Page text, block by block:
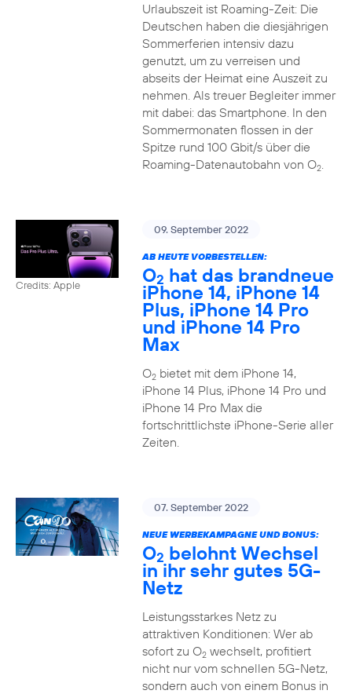
Urlaubszeit ist Roaming-Zeit: Die
Deutschen haben die diesjährigen
Sommerferien intensiv dazu
genutzt, um zu verreisen und
abseits der Heimat eine Auszeit zu
nehmen. Als treuer Begleiter immer
mit dabei: das Smartphone. In den
Sommermonaten flossen in der
Spitze rund 100 Gbit/s über die
Roaming-Datenautobahn von O2.
Credits: Apple
09. September 2022
AB HEUTE VORBESTELLEN:
O2 hat das brandneue
iPhone 14, iPhone 14
Plus, iPhone 14 Pro
und iPhone 14 Pro
Max
O2bietet mit dem iPhone 14,
iPhone 14 Plus, iPhone 14 Pro und
iPhone 14 Pro Max die
fortschrittlichste iPhone-Serie aller
Zeiten.
07. September 2022
NEUE WERBEKAMPAGNE UND BONUS:
O2 belohnt Wechsel
in ihr sehr gutes 5G-
Netz
Leistungsstarkes Netz zu
attraktiven Konditionen: Wer ab
sofort zu O2wechselt, profitiert
nicht nur vom schnellen 5G-Netz,
sondern auch von einem Bonus in